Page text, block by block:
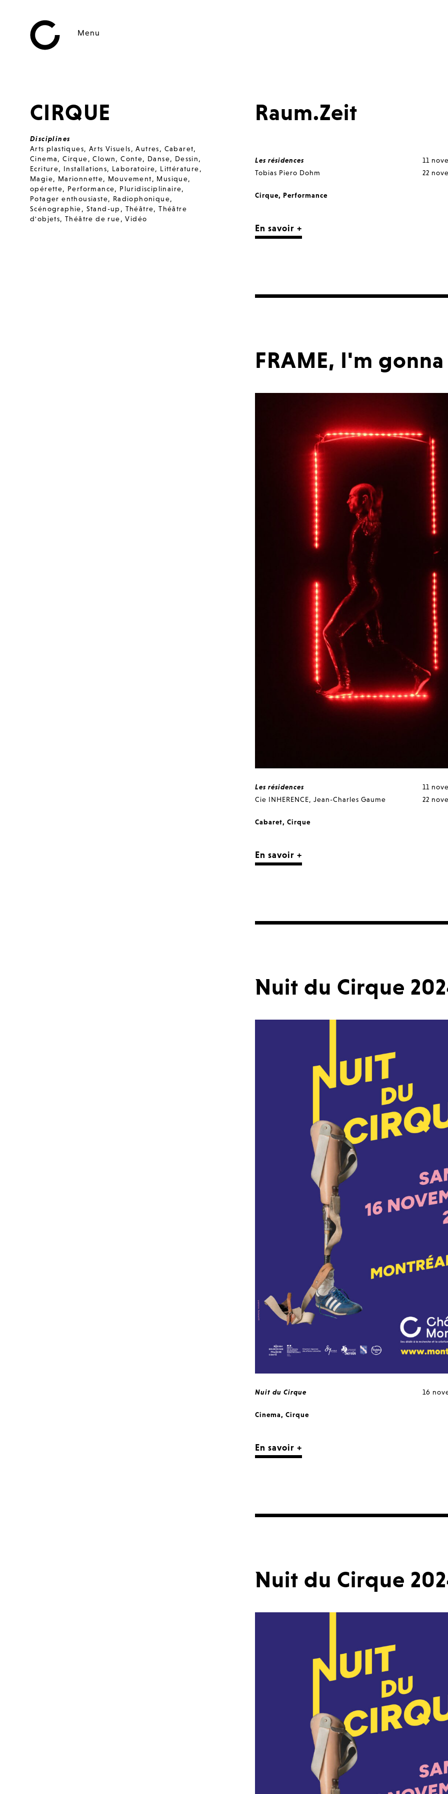
Menu
CIRQUE
Disciplines
Arts plastiques, Arts Visuels,Autres, Cabaret,
Cinema,Cirque,Clown,Conte, Danse, Dessin,
Ecriture, Installations, Laboratoire, Littérature,
Magie, Marionnette, Mouvement, Musique,
opérette, Performance, Pluridisciplinaire,
Potager enthousiaste, Radiophonique,
Scénographie, Stand-up , Théâtre,Théâtre
d'objets,Théâtre de rue,Vidéo
Raum.Zeit
Les résidences
Tobias Piero Dohm
Cirque, Performance
11
22
En savoir +
FRAME, I'm
Les résidences
Cie INHERENCE,Jean-Charles Gaume
Cabaret,Cirque
11
22
En savoir +
Nuit du Cirque
Nuit du Cirque
Cinema,Cirque
16
En savoir +
Nuit du Cirque